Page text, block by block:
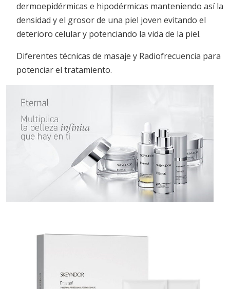
dermoepidérmicas e hipodérmicas manteniendo así la
densidad y el grosor de una piel joven evitando el
deterioro celular y potenciando la vida de la piel.
Diferentes técnicas de masaje y Radiofrecuencia para
potenciar el tratamiento.